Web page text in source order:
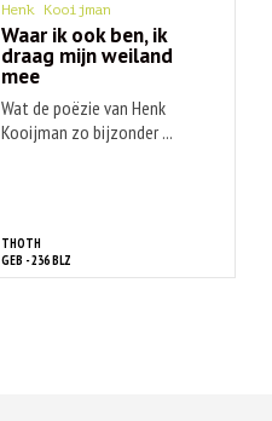
Henk Kooijman
Waar ik ook ben, ik
draag mijn weiland
mee
Wat de poëzie van Henk
Kooijman zo bijzonder ...
THOTH
GEB - 236 BLZ